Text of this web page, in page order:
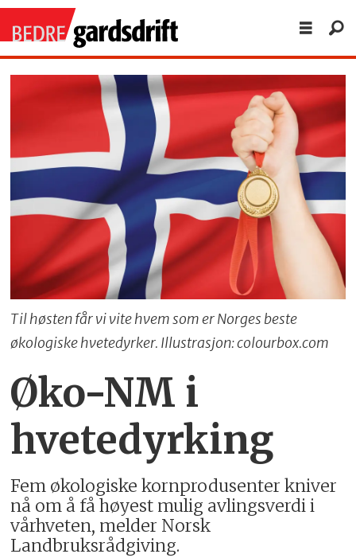
Til høsten får vi vite hvem som er Norges beste
økologiske hvetedyrker. Illustrasjon: colourbox.com
Øko-NM i
hvetedyrking
Fem økologiske kornprodusenter kniver
nå om å få høyest mulig avlingsverdi i
vårhveten, melder Norsk
Landbruksrådgiving.